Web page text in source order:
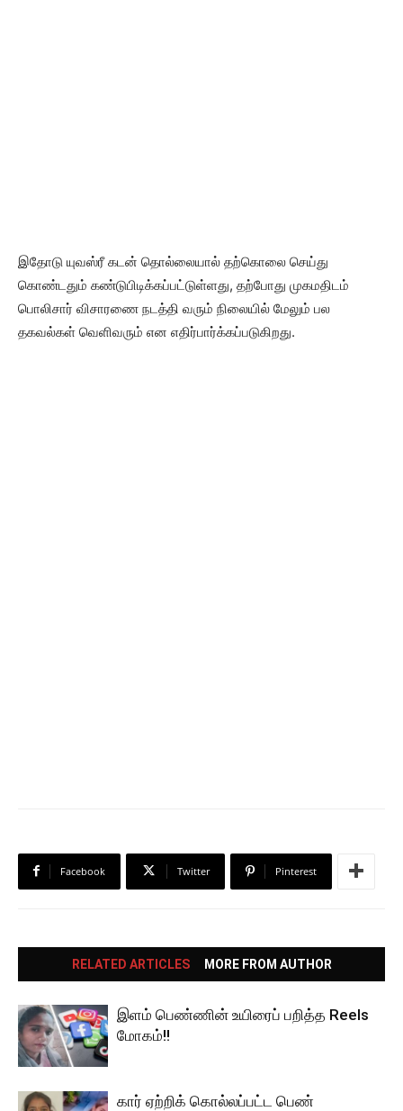
இதோடு யுவஸ்ரீ கடன் தொல்லையால் தற்கொலை செய்து
கொண்டதும் கண்டுபிடிக்கப்பட்டுள்ளது, தற்போது முகமதிடம்
பொலிசார் விசாரணை நடத்தி வரும் நிலையில் மேலும் பல
தகவல்கள் வெளிவரும் என எதிர்பார்க்கப்படுகிறது.
Facebook Twitter Pinterest
RELATED ARTICLES MORE FROM AUTHOR
இளம் பெண்ணின் உயிரைப் பறித்த Reels
மோகம்!!
கார் ஏற்றிக் கொல்லப்பட்ட பெண்